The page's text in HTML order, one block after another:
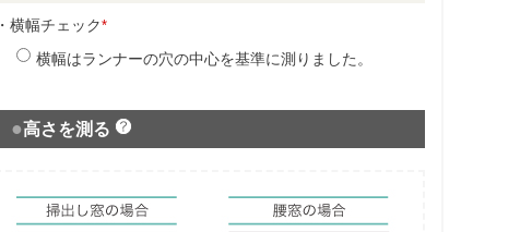
・横幅チェック*
横幅はランナーの穴の中心を基準に測りました。
高さを測る